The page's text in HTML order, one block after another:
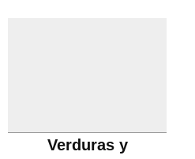
Verduras y